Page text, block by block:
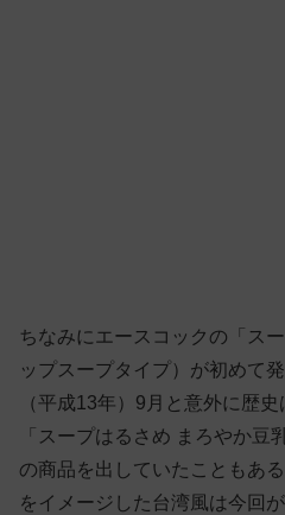
ちなみにエースコックの「ス
ップスープタイプ）が初めて
（平成13年）9月と意外に歴
「スープはるさめ まろやか豆
の商品を出していたこともあ
をイメージした台湾風は今回が